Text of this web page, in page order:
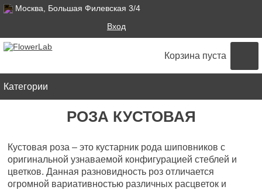
Москва, Большая Филевская 3/4
ФОРМА ПОИСКАВход
Корзина пуста
Категории
РОЗА КУСТОВАЯ
Кустовая роза – это кустарник рода шиповников с
оригинальной узнаваемой конфигурацией стеблей и
цветков. Данная разновидность роз отличается
огромной вариативностью различных расцветок и